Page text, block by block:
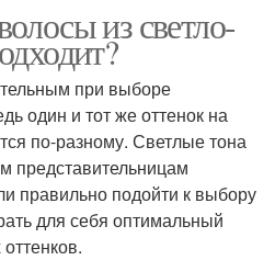
из светло-
при выборе
один и тот же оттенок на
по-разному. Светлые тона
представительницам
правильно подойти к выбору
для себя оптимальный